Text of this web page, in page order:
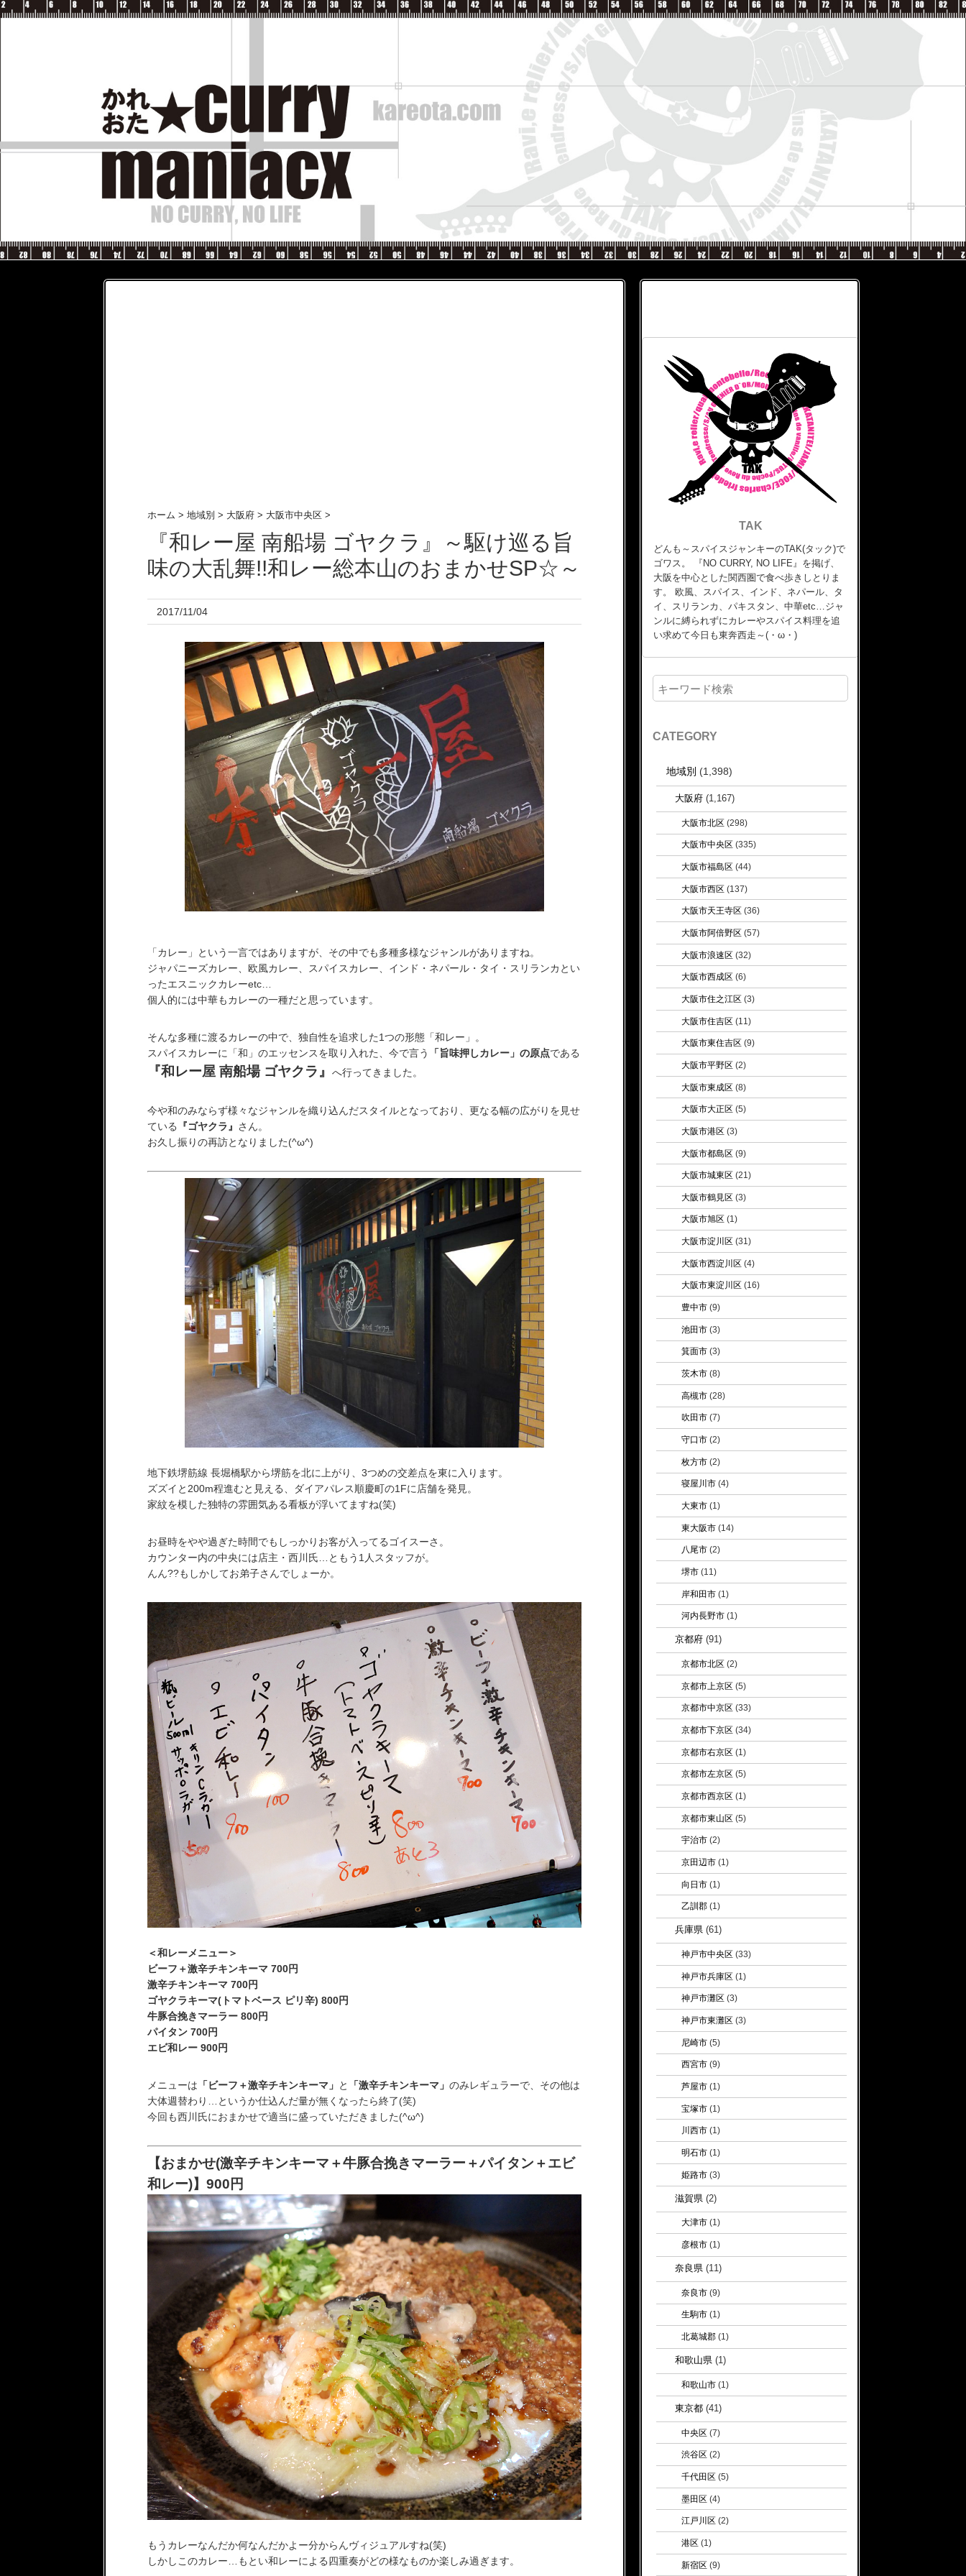
ホーム > 地域別 > 大阪府 > 大阪市中央区 >
『和レー屋 南船場 ゴヤクラ』～駆け巡る旨
味の大乱舞!!和レー総本山のおまかせSP☆～
2017/11/04
「カレー」という一言ではありますが、その中でも多種多様なジャンルがありますね。
ジャパニーズカレー、欧風カレー、スパイスカレー、インド・ネパール・タイ・スリランカとい
ったエスニックカレーetc…
個人的には中華もカレーの一種だと思っています。
そんな多種に渡るカレーの中で、独自性を追求した1つの形態「和レー」。
スパイスカレーに「和」のエッセンスを取り入れた、今で言う
「旨味押しカレー」の原点である
『和レー屋 南船場 ゴヤクラ』 へ行ってきました。
今や和のみならず様々なジャンルを織り込んだスタイルとなっており、更なる幅の広がりを見せ
ている
『ゴヤクラ』 さん。
お久し振りの再訪となりました(^ω^)
地下鉄堺筋線 長堀橋駅から堺筋を北に上がり、3つめの交差点を東に入ります。
ズズイと200m程進むと見える、ダイアパレス順慶町の1Fに店舗を発見。
家紋を模した独特の雰囲気ある看板が浮いてますね(笑)
お昼時をやや過ぎた時間でもしっかりお客が入ってるゴイスーさ。
カウンター内の中央には店主・西川氏…ともう1人スタッフが。
んん??もしかしてお弟子さんでしょーか。
＜和レーメニュー＞
ビーフ＋激辛チキンキーマ 700円
激辛チキンキーマ 700円
ゴヤクラキーマ(トマトベース ピリ辛) 800円
牛豚合挽きマーラー 800円
パイタン 700円
エビ和レー 900円
メニューは 「ビーフ＋激辛チキンキーマ」 と 「激辛チキンキーマ」 のみレギュラーで、その他は
大体週替わり…というか仕込んだ量が無くなったら終了(笑)
今回も西川氏におまかせで適当に盛っていただきました(^ω^)
【おまかせ(激辛チキンキーマ＋牛豚合挽きマーラー＋パイタン＋エビ
和レー)】900円
もうカレーなんだか何なんだかよー分からんヴィジュアルすね(笑)
しかしこのカレー…もとい和レーによる四重奏がどの様なものか楽しみ過ぎます。
TAK
どんも～スパイスジャンキーのTAK(タック)で
ゴワス。 『NO CURRY, NO LIFE』を掲げ、
大阪を中心とした関西圏で食べ歩きしとりま
す。 欧風、スパイス、インド、ネパール、タ
イ、スリランカ、パキスタン、中華etc…ジャ
ンルに縛られずにカレーやスパイス料理を追
い求めて今日も東奔西走～(・ω・)
CATEGORY
地域別 (1,398)
大阪府(1,167)
大阪市北区(298)
大阪市中央区 (335)
大阪市福島区(44)
大阪市西区(137)
大阪市天王寺区 (36)
大阪市阿倍野区(57)
大阪市浪速区(32)
大阪市西成区 (6)
大阪市住之江区(3)
大阪市住吉区(11)
大阪市東住吉区 (9)
大阪市平野区(2)
大阪市東成区(8)
大阪市大正区 (5)
大阪市港区(3)
大阪市都島区(9)
大阪市城東区 (21)
大阪市鶴見区(3)
大阪市旭区 (1)
大阪市淀川区 (31)
大阪市西淀川区(4)
大阪市東淀川区 (16)
豊中市(9)
池田市(3)
箕面市(3)
茨木市(8)
高槻市(28)
吹田市(7)
守口市(2)
枚方市(2)
寝屋川市(4)
大東市(1)
東大阪市(14)
八尾市(2)
堺市(11)
岸和田市(1)
河内長野市(1)
京都府(91)
京都市北区 (2)
京都市上京区(5)
京都市中京区 (33)
京都市下京区(34)
京都市右京区(1)
京都市左京区 (5)
京都市西京区(1)
京都市東山区(5)
宇治市(2)
京田辺市(1)
向日市(1)
乙訓郡(1)
兵庫県(61)
神戸市中央区(33)
神戸市兵庫区(1)
神戸市灘区 (3)
神戸市東灘区(3)
尼崎市(5)
西宮市(9)
芦屋市(1)
宝塚市(1)
川西市(1)
明石市(1)
姫路市(3)
滋賀県(2)
大津市(1)
彦根市(1)
奈良県(11)
奈良市(9)
生駒市(1)
北葛城郡(1)
和歌山県(1)
和歌山市(1)
東京都(41)
中央区(7)
渋谷区 (2)
千代田区(5)
墨田区(4)
江戸川区 (2)
港区(1)
新宿区(9)